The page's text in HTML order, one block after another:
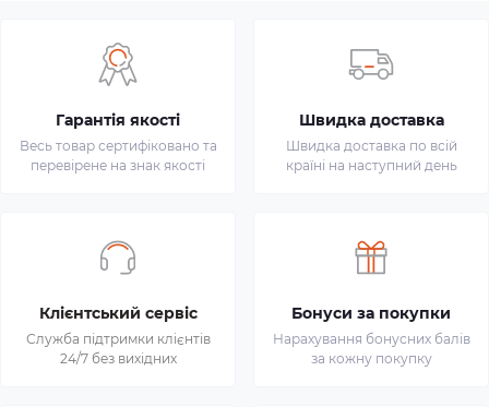
Гарантія якості
Весь товар сертифіковано та
перевірене на знак якості
Швидка доставка
Швидка доставка по всій
країні на наступний день
Клієнтський сервіс
Служба підтримки клієнтів
24/7 без вихідних
Бонуси за покупки
Нарахування бонусних балів
за кожну покупку